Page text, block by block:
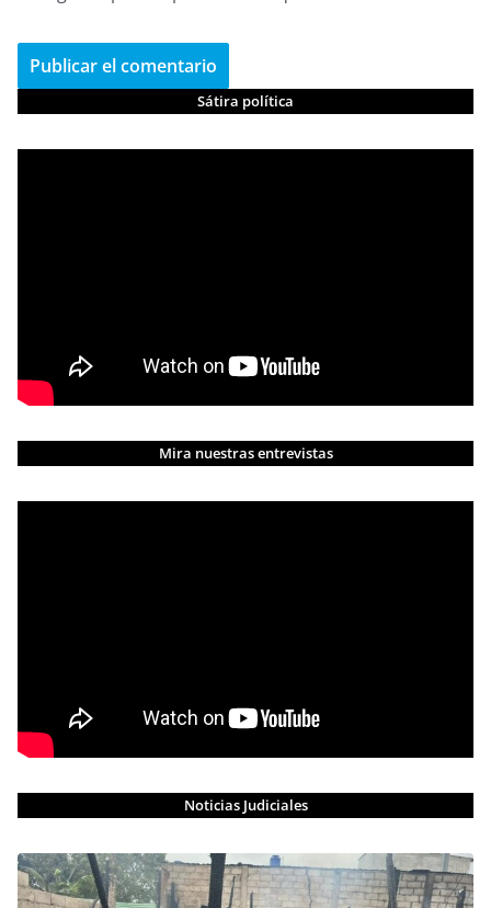
Sátira política
Mira nuestras entrevistas
Noticias Judiciales